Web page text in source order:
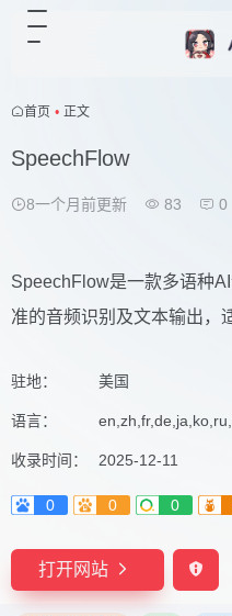
首页 • 正文
SpeechFlow
8一个月前更新 83 0
SpeechFlow是一款多语种
准的音频识别及文本输出，
驻地： 美国
语言：
收录时间： 2025-12-11
0 0 0
打开网站